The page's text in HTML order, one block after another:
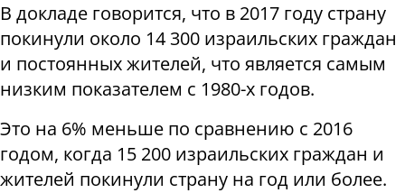
В докладе говорится, что в 2017 году страну
покинули около 14 300 израильских граждан
и постоянных жителей, что является самым
низким показателем с 1980-х годов.
Это на 6% меньше по сравнению с 2016
годом, когда 15 200 израильских граждан и
жителей покинули страну на год или более.